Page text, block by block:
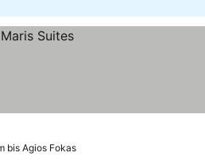
bis Agios Fokas